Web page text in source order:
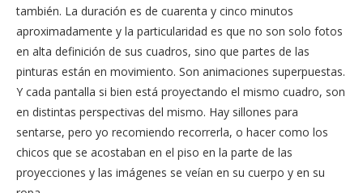
también. La duración es de cuarenta y cinco minutos
aproximadamente y la particularidad es que no son solo fotos
en alta definición de sus cuadros, sino que partes de las
pinturas están en movimiento. Son animaciones superpuestas.
Y cada pantalla si bien está proyectando el mismo cuadro, son
en distintas perspectivas del mismo. Hay sillones para
sentarse, pero yo recomiendo recorrerla, o hacer como los
chicos que se acostaban en el piso en la parte de las
proyecciones y las imágenes se veían en su cuerpo y en su